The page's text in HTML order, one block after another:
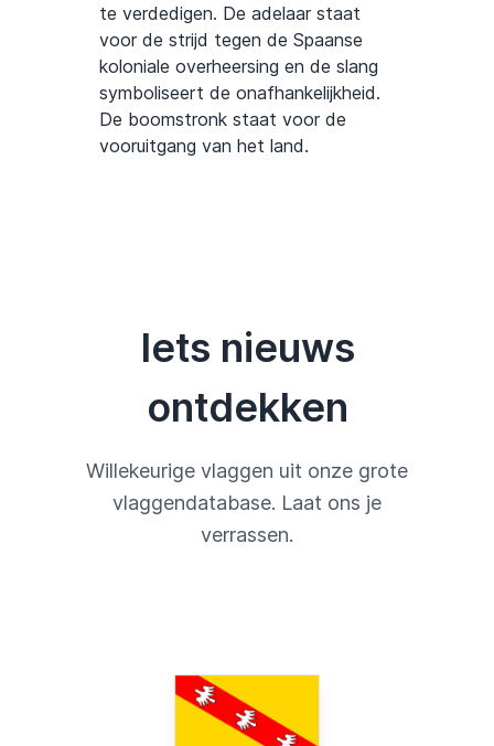
te verdedigen. De adelaar staat
voor de strijd tegen de Spaanse
koloniale overheersing en de slang
symboliseert de onafhankelijkheid.
De boomstronk staat voor de
vooruitgang van het land.
Iets nieuws
ontdekken
Willekeurige vlaggen uit onze grote
vlaggendatabase. Laat ons je
verrassen.